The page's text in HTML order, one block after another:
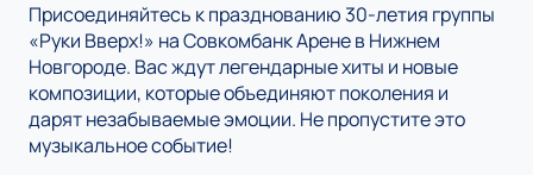
Присоединяйтесь к празднованию 30-летия группы
«Руки Вверх!» на Совкомбанк Арене в Нижнем
Новгороде. Вас ждут легендарные хиты и новые
композиции, которые объединяют поколения и
дарят незабываемые эмоции. Не пропустите это
музыкальное событие!